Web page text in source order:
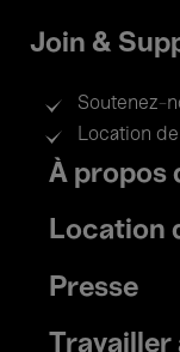
Join &
Soutenez-
Location
Footer
menu
À propos
Location
Presse